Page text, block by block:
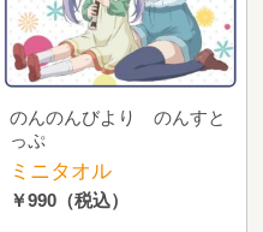
のんのんびより のんすと
っぷ
ミニタオル
￥990（税込）